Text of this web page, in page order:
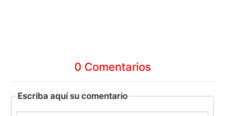
0 Comentarios
Escriba aquí su comentario